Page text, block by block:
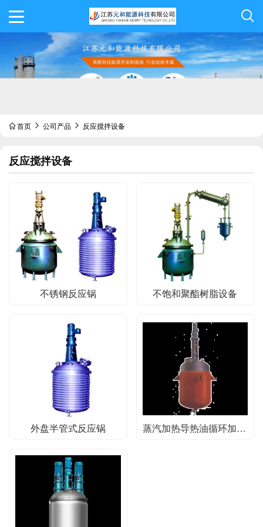
首页 公司产品 反应搅拌设备
反应搅拌设备
不锈钢反应锅 不饱和聚酯树脂设备
外盘半管式反应锅 蒸汽加热导热油循环加热反应锅